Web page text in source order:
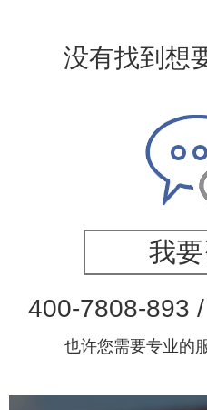
没有找到想
我
400-7808-893
也许您需要专业的